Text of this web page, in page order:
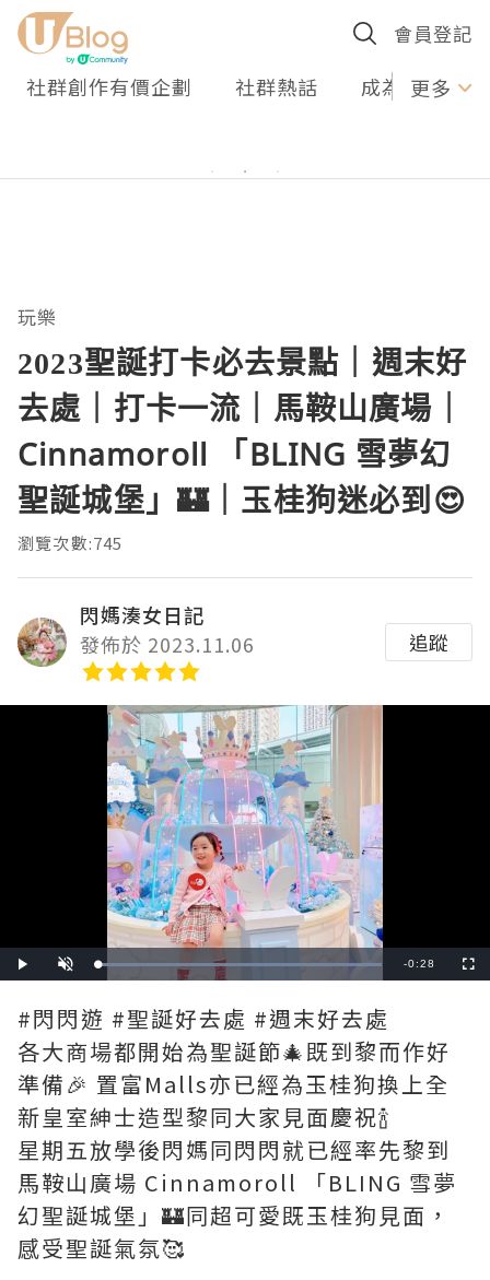
會員登記
社群創作有價企劃 社群熱話 成為U更多
玩樂
2023聖誕打卡必去景點｜週末好
去處｜打卡一流｜馬鞍山廣場｜
Cinnamoroll 「BLING 雪夢幻
聖誕城堡」🏰｜玉桂狗迷必到😍
瀏覽次數:745
閃媽湊女日記
發佈於 2023.11.06
追蹤
Play Unmute Loaded:
100.00%
Remaining
-0:28
#閃閃遊 #聖誕好去處 #週末好去處
各大商場都開始為聖誕節🎄既到黎而作好
準備🎉 置富Malls亦已經為玉桂狗換上全
新皇室紳士造型黎同大家見面慶祝🍾️
星期五放學後閃媽同閃閃就已經率先黎到
馬鞍山廣場 Cinnamoroll 「BLING 雪夢
幻聖誕城堡」🏰同超可愛既玉桂狗見面，
感受聖誕氣氛🥰